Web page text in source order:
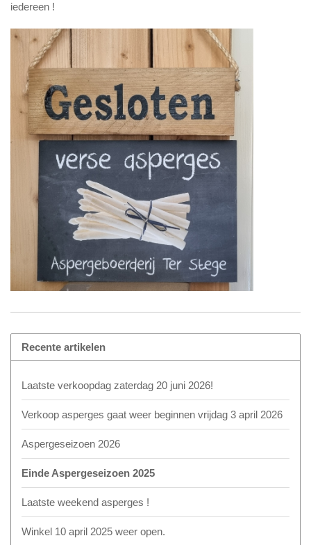
iedereen !
Recente artikelen
Laatste verkoopdag zaterdag 20 juni 2026!
Verkoop asperges gaat weer beginnen vrijdag 3 april 2026
Aspergeseizoen 2026
Einde Aspergeseizoen 2025
Laatste weekend asperges !
Winkel 10 april 2025 weer open.